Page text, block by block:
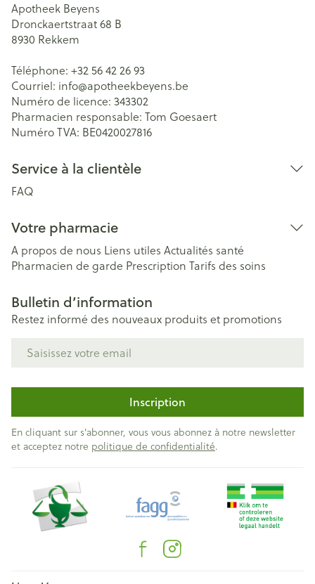
Apotheek Beyens
Dronckaertstraat 68 B
8930 Rekkem
Téléphone: +32 56 42 26 93
Courriel: info@apotheekbeyens.be
Numéro de licence: 343302
Pharmacien responsable: Tom Goesaert
Numéro TVA: BE0420027816
Service à la clientèle
FAQ
Votre pharmacie
A propos de nous Liens utiles Actualités santé
Pharmacien de garde Prescription Tarifs des soins
Bulletin d’information
Restez informé des nouveaux produits et promotions
Inscription
En cliquant sur s'abonner, vous vous abonnez à notre newsletter
et acceptez notre politique de confidentialité.